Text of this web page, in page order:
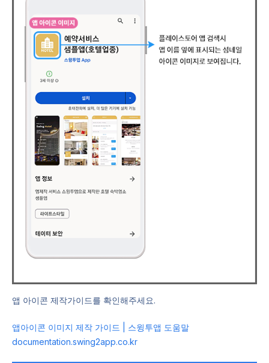
앱 아이콘 제작가이드를 확인해주세요.
앱아이콘 이미지 제작 가이드 | 스윙투앱 도움말
documentation.swing2app.co.kr